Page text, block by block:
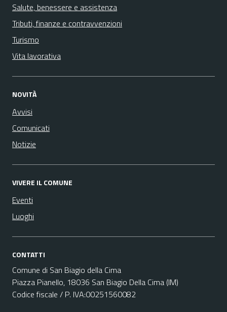
Salute, benessere e assistenza
Tributi, finanze e contravvenzioni
Turismo
Vita lavorativa
NOVITÀ
Avvisi
Comunicati
Notizie
VIVERE IL COMUNE
Eventi
Luoghi
CONTATTI
Comune di San Biagio della Cima
Piazza Pianello, 18036 San Biagio Della Cima (IM)
Codice fiscale / P. IVA:00251560082